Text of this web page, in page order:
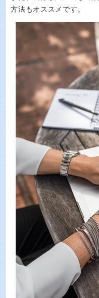
方法もオススメです。